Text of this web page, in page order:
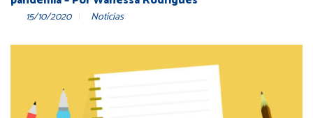
15/10/2020 Notícias